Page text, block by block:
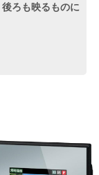
ろも映るものに